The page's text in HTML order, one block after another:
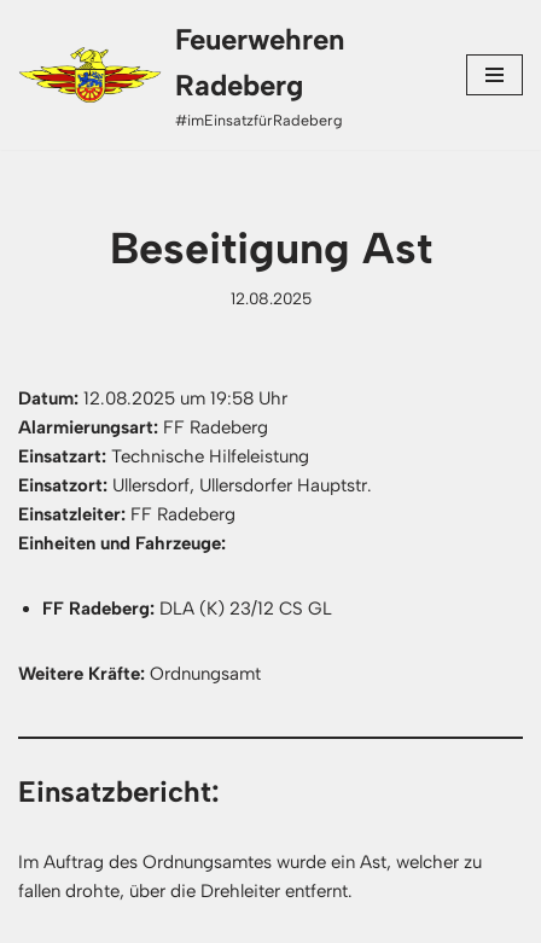
Zum
Inhalt
Feuerwehren
Radeberg
#imEinsatzfürRadeberg
Beseitigung Ast
12.08.2025
Datum: 12.08.2025 um 19:58 Uhr
Alarmierungsart: FF Radeberg
Einsatzart: Technische Hilfeleistung
Einsatzort: Ullersdorf, Ullersdorfer Hauptstr.
Einsatzleiter: FF Radeberg
Einheiten und Fahrzeuge:
FF Radeberg: DLA (K) 23/12 CS GL
Weitere Kräfte: Ordnungsamt
Einsatzbericht:
Im Auftrag des Ordnungsamtes wurde ein Ast, welcher zu
fallen drohte, über die Drehleiter entfernt.